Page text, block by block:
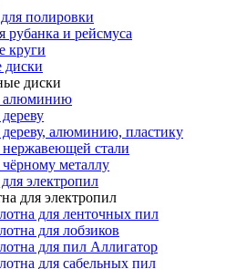
полировки
рубанка и рейсмуса
круги
диски
алюминию, пластику
стали
металлу
электропил
для электропил
для ленточных пил
для лобзиков
для пил Аллигатор
для сабельных пил